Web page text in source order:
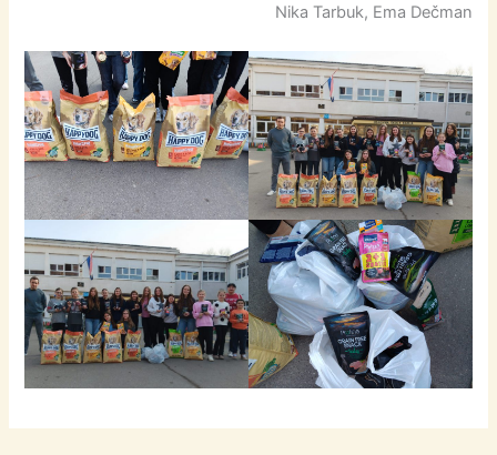
Nika Tarbuk, Ema Dečman